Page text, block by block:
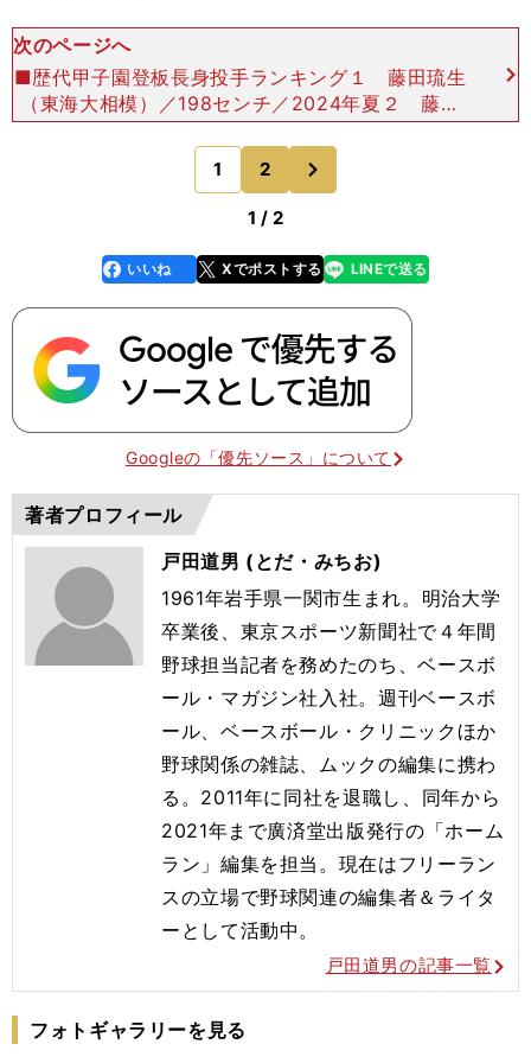
次のページへ
■歴代甲子園登板長身投手ランキング１ 藤田琉生
（東海大相模）／198センチ／2024年夏２ 藤浪
晋太郎（大阪桐蔭）／197センチ／2012年春夏
阿部剣友（札幌大谷）／197センチ／2019年春
1 2
1 / 2
faceboo
k
いいね Xでポストする
line LINEで送る
Googleの「優先ソース」について
著者プロフィール
戸田道男 (とだ・みちお)
1961年岩手県一関市生まれ。明治大学
卒業後、東京スポーツ新聞社で４年間
野球担当記者を務めたのち、ベースボ
ール・マガジン社入社。週刊ベースボ
ール、ベースボール・クリニックほか
野球関係の雑誌、ムックの編集に携わ
る。2011年に同社を退職し、同年から
2021年まで廣済堂出版発行の「ホーム
ラン」編集を担当。現在はフリーラン
スの立場で野球関連の編集者＆ライタ
ーとして活動中。
戸田道男の記事一覧
フォトギャラリーを見る